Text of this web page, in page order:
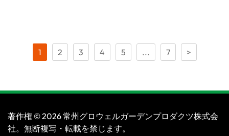
1 2 3 4 5 ... 7 >
著作権 © 2026 常州グロウェルガーデンプロダクツ株式会
社。無断複写・転載を禁じます。